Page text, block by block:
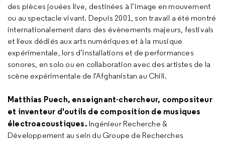
des pièces jouées live, destinées à l’image en mouvement
ou au spectacle vivant. Depuis 2001, son travail a été montré
internationalement dans des évènements majeurs, festivals
et lieux dédiés aux arts numériques et à la musique
expérimentale, lors d’installations et de performances
sonores, en solo ou en collaboration avec des artistes de la
scène expérimentale de l'Afghanistan au Chili.
Matthias Puech, enseignant-chercheur, compositeur
et inventeur d'outils de composition de musiques
électroacoustiques. Ingénieur Recherche &
Développement au sein du Groupe de Recherches